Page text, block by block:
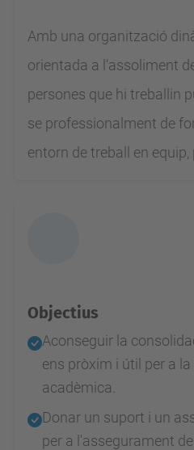
Amb una organització
orientada a l'assoliment
persones que hi treballin
se professionalment de
entorn de treball en
Objectius
Aconseguir la
ens pròxim i útil per a
acadèmica.
Donar un suport i un
per a l'assegurament